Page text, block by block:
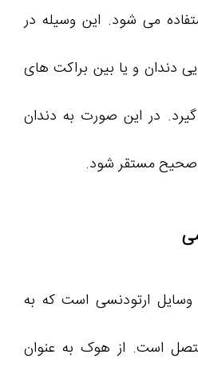
می شود. این وسیله در
دندان و یا بین براکت های
گیرد. در این صورت به دندان
صحیح مستقر شود.
ارتودنسی است که به
است. از هوک به عنوان